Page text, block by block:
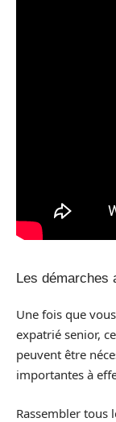
Les démarches
Une fois que
expatrié senior,
peuvent être
importantes à
Rassembler tous